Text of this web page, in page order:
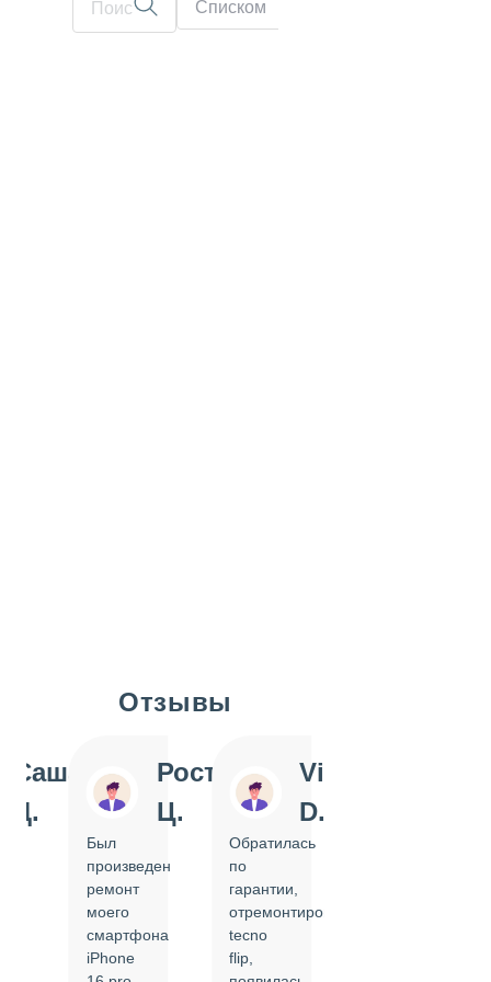
Списком
Отзывы
Саша
Д.
Ростислав
Ц.
Был
произведен
ремонт
моего
смартфона
iPhone
Vi
D.
Обратилась
по
гарантии,
отремонтировать
tecno
flip,